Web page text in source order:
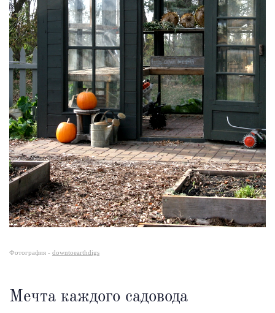
Фотография - downtoearthdigs
Мечта каждого садовода